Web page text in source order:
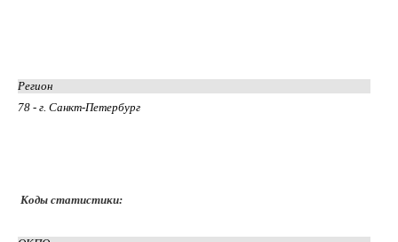
Регион
78 - г. Санкт-Петербург
Коды статистики: